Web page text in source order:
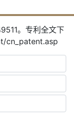
。专利全文下
cn_patent.asp